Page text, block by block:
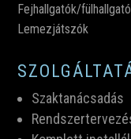
Fejhallgatók/
Lemezjátszók
Szaktanácsadás